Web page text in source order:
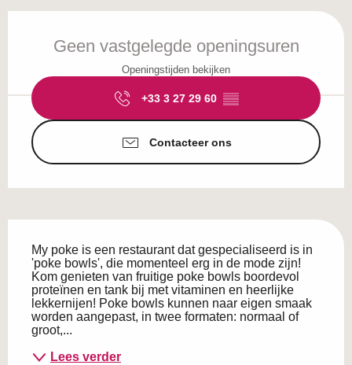
Geen vastgelegde openingsuren
Openingstijden bekijken
+33 3 27 29 60 ▒▒
Contacteer ons
My poke is een restaurant dat gespecialiseerd is in
'poke bowls', die momenteel erg in de mode zijn!
Kom genieten van fruitige poke bowls boordevol
proteïnen en tank bij met vitaminen en heerlijke
lekkernijen! Poke bowls kunnen naar eigen smaak
worden aangepast, in twee formaten: normaal of
groot,...
Lees verder